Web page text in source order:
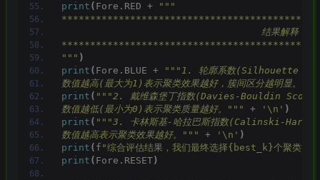
print ( Fore.RED +
"""
                                   结果解释：
""" )
print ( Fore.BLUE +
"""1. 轮廓系数(Silhouette Score)
数值越高(最大为1)表示聚类效果越好，簇间区分越明显。"""
print ( """2. 戴维森堡丁指数(Davies-Bouldin Score)通
数值越低(最小为0)表示聚类质量越好。"""
+ '\n' )
print ( """3. 卡林斯基-哈拉巴斯指数(Calinski-Harabasz
数值越高表示聚类效果越好。"""
+ '\n' )
print ( f "综合评估结果，我们最终选择{best_k}个聚类方
print ( Fore.RESET)